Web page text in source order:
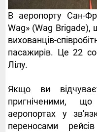
В аеропорту Сан-
Wag» (Wag Brigade),
вихованців-
пасажирів. Це 22
Лілу.
Якщо ви
пригніченими,
аеропортах у
переносами